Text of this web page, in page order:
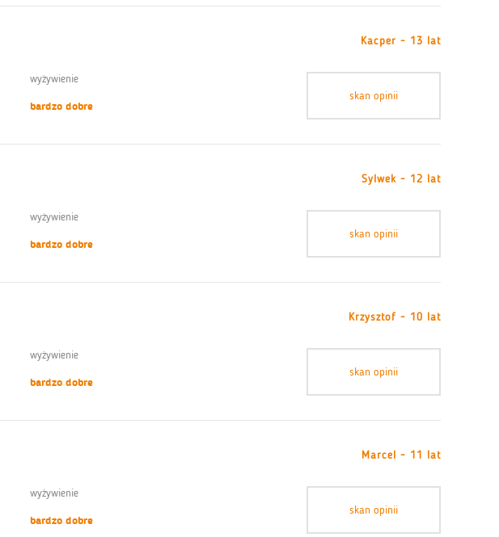
Kacper - 13 lat
wyżywienie
bardzo dobre
skan opinii
Sylwek - 12 lat
wyżywienie
bardzo dobre
skan opinii
Krzysztof - 10 lat
wyżywienie
bardzo dobre
skan opinii
Marcel - 11 lat
wyżywienie
bardzo dobre
skan opinii